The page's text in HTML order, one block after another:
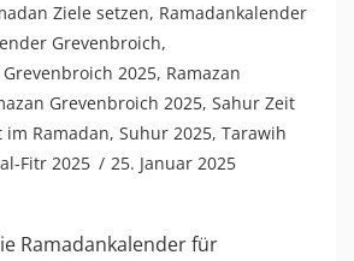
Ziele setzen, Ramadankalender
Grevenbroich,
2025, Ramazan
Grevenbroich 2025, Sahur Zeit
Ramadan, Suhur 2025, Tarawih
Fitr 2025 25. Januar 2025
Ramadankalender für